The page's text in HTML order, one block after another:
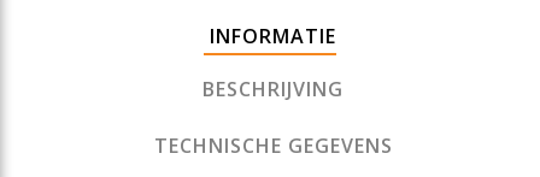
INFORMATIE
BESCHRIJVING
TECHNISCHE GEGEVENS